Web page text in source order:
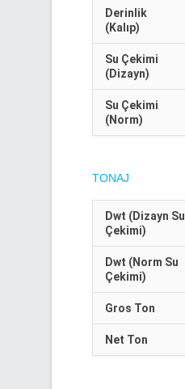
Derinlik
(Kalıp)
Su Çekimi
(Dizayn)
Su Çekimi
(Norm)
TONAJ
Dwt (Dizayn Su
Çekimi)
Dwt (Norm Su
Çekimi)
Gros Ton
Net Ton